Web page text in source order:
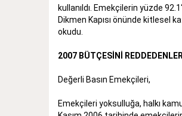
kullanıldı. Emekçilerin yüzde
Dikmen Kapısı önünde kitlesel
okudu.
2007 BÜTÇESİNİ
Değerli Basın Emekçileri,
Emekçileri yoksulluğa, halkı